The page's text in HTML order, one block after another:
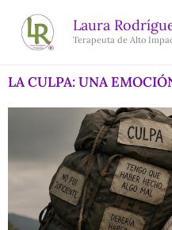
contenido
Laura
Terapeuta de Alto
LA CULPA: UNA